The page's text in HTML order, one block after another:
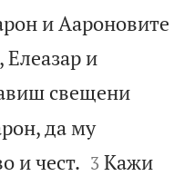
и Аароновите
и
свещени
да му
и чест. 

3 Кажи